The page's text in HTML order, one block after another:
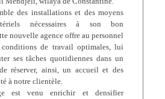
des installations et des moyens
nécessaires à son bon
nouvelle agence offre au personnel
de travail optimales, lui
ses tâches quotidiennes dans un
réserver, ainsi, un accueil et des
à notre clientèle.
est venu enrichir et densifier